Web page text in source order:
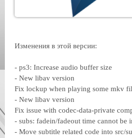
Изменения в этой версии:
- ps3: Increase audio buffer size
- New libav version
Fix lockup when playing some mkv
- New libav version
Fix issue with codec-data-private
- subs: fadein/fadeout time cannot be
- Move subtitle related code into src/